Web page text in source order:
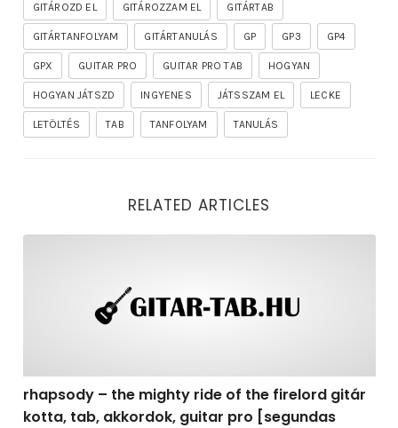
GITÁROZD EL GITÁROZZAM EL GITÁRTAB
GITÁRTANFOLYAM GITÁRTANULÁS GP GP3 GP4
GPX GUITAR PRO GUITAR PRO TAB HOGYAN
HOGYAN JÁTSZD INGYENES JÁTSSZAM EL LECKE
LETÖLTÉS TAB TANFOLYAM TANULÁS
RELATED ARTICLES
rhapsody – the mighty ride of the firelord gitár
kotta, tab, akkordok, guitar pro [segundas